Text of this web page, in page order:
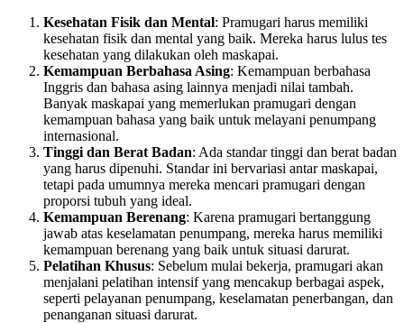
Kesehatan Fisik dan Mental: Pramugari harus memiliki
kesehatan fisik dan mental yang baik. Mereka harus lulus tes
kesehatan yang dilakukan oleh maskapai.
Kemampuan Berbahasa Asing: Kemampuan berbahasa
Inggris dan bahasa asing lainnya menjadi nilai tambah.
Banyak maskapai yang memerlukan pramugari dengan
kemampuan bahasa yang baik untuk melayani penumpang
internasional.
Tinggi dan Berat Badan: Ada standar tinggi dan berat badan
yang harus dipenuhi. Standar ini bervariasi antar maskapai,
tetapi pada umumnya mereka mencari pramugari dengan
proporsi tubuh yang ideal.
Kemampuan Berenang: Karena pramugari bertanggung
jawab atas keselamatan penumpang, mereka harus memiliki
kemampuan berenang yang baik untuk situasi darurat.
Pelatihan Khusus: Sebelum mulai bekerja, pramugari akan
menjalani pelatihan intensif yang mencakup berbagai aspek,
seperti pelayanan penumpang, keselamatan penerbangan, dan
penanganan situasi darurat.